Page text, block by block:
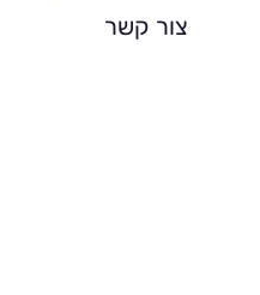
צור קשר